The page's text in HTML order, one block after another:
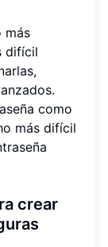
más
difícil
como
más difícil
crear